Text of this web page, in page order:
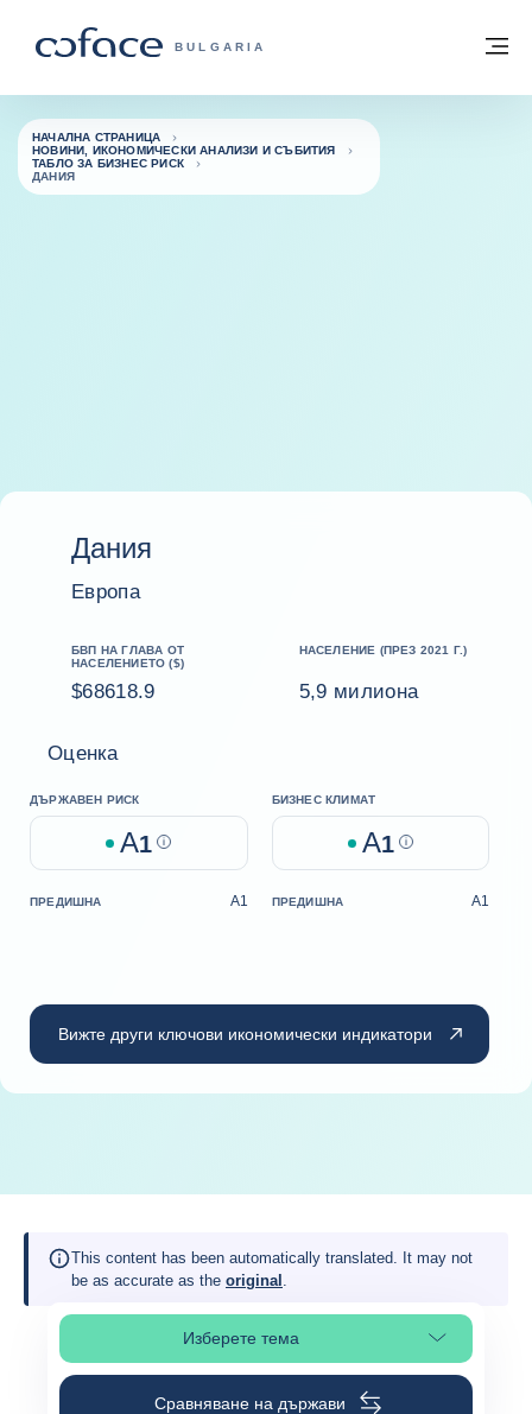
COFACE FOR TRADE - GROUP WEBSITE
BULGARIA
Обратно към начална страница
НАЧАЛНА СТРАНИЦА
НОВИНИ, ИКОНОМИЧЕСКИ АНАЛИЗИ И СЪБИТИЯ
ТАБЛО ЗА БИЗНЕС РИСК
ДАНИЯ
Дания
Европа
БВП НА ГЛАВА ОТ
НАСЕЛЕНИЕТО ($)
$68618.9
НАСЕЛЕНИЕ (ПРЕЗ 2021 Г.)
5,9 милиона
Оценка
ДЪРЖАВЕН РИСК
A1 Help
БИЗНЕС КЛИМАТ
A1 Help
ПРЕДИШНА A1 ПРЕДИШНА A1
Вижте други ключови икономически индикатори
This content has been automatically translated. It may not
be as accurate as the original .
Изберете темаИзберете раздел в страницата
Сравняване на държави